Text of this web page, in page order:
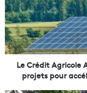
r
é
d
i
t
A
Le Crédit Agricole
projets pour